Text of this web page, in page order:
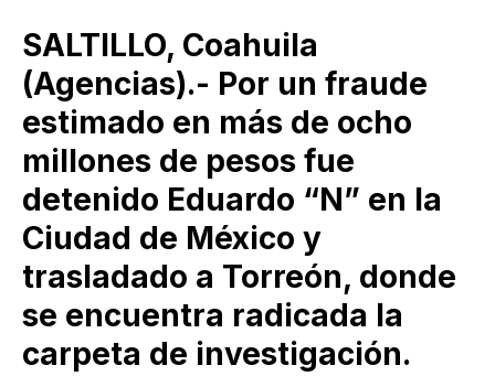
SALTILLO, Coahuila
(Agencias).- Por un fraude
estimado en más de ocho
millones de pesos fue
detenido Eduardo “N” en la
Ciudad de México y
trasladado a Torreón, donde
se encuentra radicada la
carpeta de investigación.